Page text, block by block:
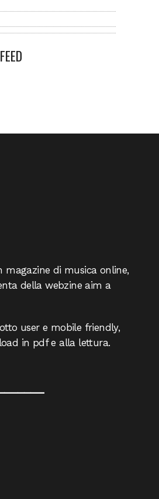
magazine di musica online,
della webzine aim a
user e mobile friendly,
in pdf e alla lettura.